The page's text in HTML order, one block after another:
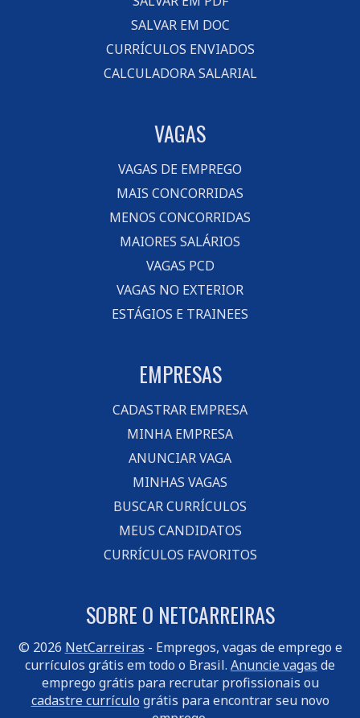
SALVAR EM DOC
CURRÍCULOS ENVIADOS
CALCULADORA SALARIAL
VAGAS
VAGAS DE EMPREGO
MAIS CONCORRIDAS
MENOS CONCORRIDAS
MAIORES SALÁRIOS
VAGAS PCD
VAGAS NO EXTERIOR
ESTÁGIOS E TRAINEES
EMPRESAS
CADASTRAR EMPRESA
MINHA EMPRESA
ANUNCIAR VAGA
MINHAS VAGAS
BUSCAR CURRÍCULOS
MEUS CANDIDATOS
CURRÍCULOS FAVORITOS
SOBRE O NETCARREIRAS
© 2026 NetCarreiras - Empregos, vagas de emprego e
currículos grátis em todo o Brasil. Anuncie vagas de
emprego grátis para recrutar profissionais ou
cadastre currículo grátis para encontrar seu novo